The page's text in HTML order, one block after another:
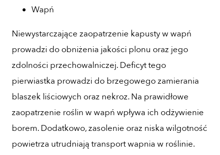
Wapń
Niewystarczające zaopatrzenie kapusty w wapń
prowadzi do obniżenia jakości plonu oraz jego
zdolności przechowalniczej. Deficyt tego
pierwiastka prowadzi do brzegowego zamierania
blaszek liściowych oraz nekroz. Na prawidłowe
zaopatrzenie roślin w wapń wpływa ich odżywienie
borem. Dodatkowo, zasolenie oraz niska wilgotność
powietrza utrudniają transport wapnia w roślinie.